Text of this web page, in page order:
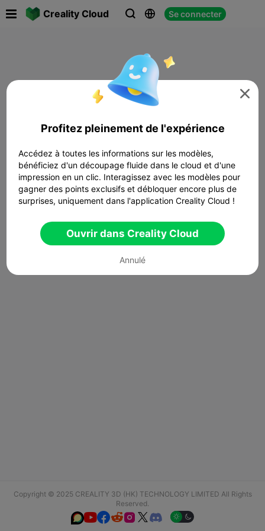
Creality Cloud   Se connecter
Copyright © 2025 CREALITY 3D (HK) TECHNOLOGY LIMITED All Rights
Reserved.
  

Profitez pleinement de l'expérience
Accédez à toutes les informations sur les modèles,
bénéficiez d'un découpage fluide dans le cloud et d'une
impression en un clic. Interagissez avec les modèles pour
gagner des points exclusifs et débloquer encore plus de
surprises, uniquement dans l'application Creality Cloud !
Ouvrir dans Creality Cloud
Annulé